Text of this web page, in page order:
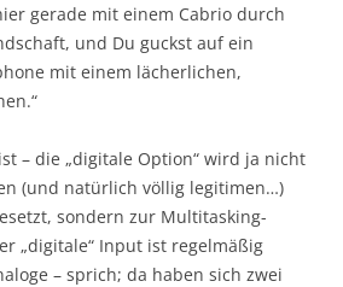
gerade mit einem Cabrio durch
und Du guckst auf ein
mit einem lächerlichen,
– die „digitale Option“ wird ja nicht
(und natürlich völlig legitimen…)
sondern zur Multitasking-
„digitale“ Input ist regelmäßig
– sprich; da haben sich zwei